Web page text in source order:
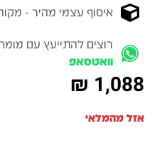
איסוף עצמי מהיר - מקוה
רוצים להתייעץ עם
וואטסאפ
₪ 1,088
אזל מהמלאי